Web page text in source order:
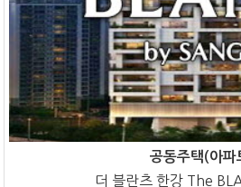
공동주택(아파
더 블란츠 한강 The